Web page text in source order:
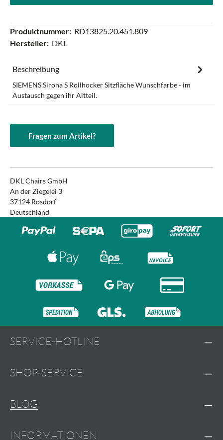
Produktnummer: RD13825.20.451.809
Hersteller: DKL
Beschreibung
SIEMENS Sirona S Rollhocker Sitzfläche Wunschfarbe - im
Austausch gegen ihr Altteil.
Fragen zum Artikel?
DKL Chairs GmbH
An der Ziegelei 3
37124 Rosdorf
Deutschland
SERVICE-HOTLINE
SHOP-SERVICE
BLOG
INFORMATIONEN